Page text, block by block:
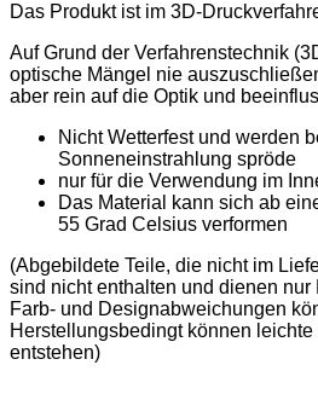
Das Produkt ist im 3D-
Auf Grund der Verfahrenstechnik
optische Mängel nie
aber rein auf die Optik und
Nicht Wetterfest und werden
Sonneneinstrahlung spröde
nur für die Verwendung im
Das Material kann sich ab
55 Grad Celsius verformen
(Abgebildete Teile, die nicht im
sind nicht enthalten und dienen
Farb- und Designabweichungen
Herstellungsbedingt können leichte
entstehen)